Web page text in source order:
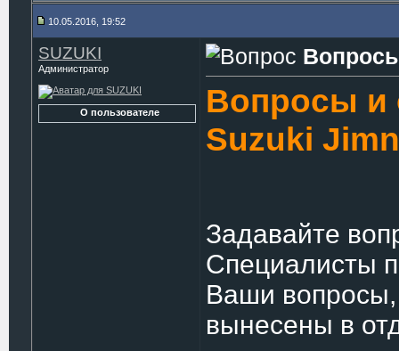
10.05.2016, 19:52
SUZUKI
Администратор
О пользователе
Вопросы и
Suzuki
Задавайте
Специалисты
Ваши
вынесены в